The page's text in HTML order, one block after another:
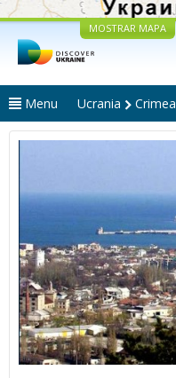
MOSTRAR MAPA
Menu Ucrania Crimea